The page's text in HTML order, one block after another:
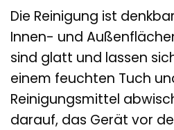
Die Reinigung ist
Innen- und
sind glatt und lassen
einem feuchten Tuch
Reinigungsmittel
darauf, das Gerät vor